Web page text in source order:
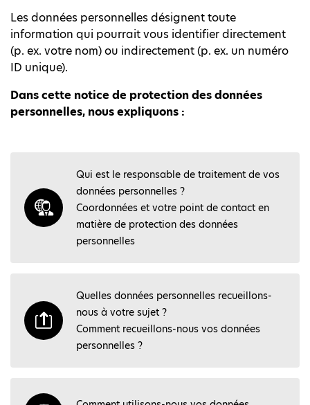
Les données personnelles désignent toute
information qui pourrait vous identifier directement
(p. ex. votre nom) ou indirectement (p. ex. un numéro
ID unique).
Dans cette notice de protection des données
personnelles, nous expliquons :
Qui est le responsable de traitement de vos
données personnelles ?
Coordonnées et votre point de contact en
matière de protection des données
personnelles
Quelles données personnelles recueillons-
nous à votre sujet ?
Comment recueillons-nous vos données
personnelles ?